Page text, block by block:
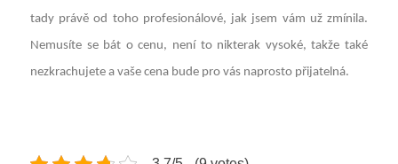
tady právě od toho profesionálové, jak jsem vám už zmínila.
Nemusíte se bát o cenu, není to nikterak vysoké, takže také
nezkrachujete a vaše cena bude pro vás naprosto přijatelná.